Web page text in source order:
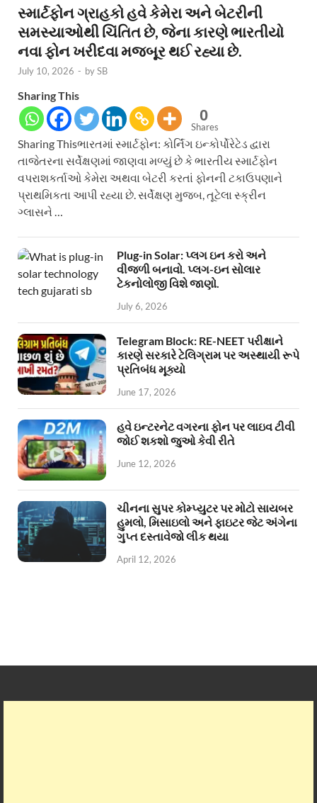
સ્માર્ટફોન ગ્રાહકો હવે કેમેરા અને બેટરીની
સમસ્યાઓથી ચિંતિત છે, જેના કારણે ભારતીયો
નવા ફોન ખરીદવા મજબૂર થઈ રહ્યા છે.
July 10, 2026 - bySB
Sharing This
0
Shares
Sharing Thisભારતમાં સ્માર્ટફોન: કોર્નિંગ ઇન્કોર્પોરેટેડ દ્વારા
તાજેતરના સર્વેક્ષણમાં જાણવા મળ્યું છે કે ભારતીય સ્માર્ટફોન
વપરાશકર્તાઓ કેમેરા અથવા બેટરી કરતાં ફોનની ટકાઉપણાને
પ્રાથમિકતા આપી રહ્યા છે. સર્વેક્ષણ મુજબ, તૂટેલા સ્ક્રીન
ગ્લાસને …
Plug-in Solar: પ્લગ ઇન કરો અને
વીજળી બનાવો. પ્લગ-ઇન સોલાર
ટેકનોલોજી વિશે જાણો.
July 6, 2026
Telegram Block: RE-NEET પરીક્ષાને
કારણે સરકારે ટેલિગ્રામ પર અસ્થાયી રૂપે
પ્રતિબંધ મૂક્યો
June 17, 2026
હવે ઇન્ટરનેટ વગરના ફોન પર લાઇવ ટીવી
જોઈ શકશો જુઓ કેવી રીતે
June 12, 2026
ચીનના સુપર કોમ્પ્યુટર પર મોટો સાયબર
હુમલો, મિસાઇલો અને ફાઇટર જેટ અંગેના
ગુપ્ત દસ્તાવેજો લીક થયા
April 12, 2026